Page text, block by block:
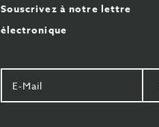
Souscrivez à notre lettre
électronique
Votre
mail